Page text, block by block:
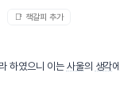
📑 책갈피 추가
하였으니 이는사울의 생각에